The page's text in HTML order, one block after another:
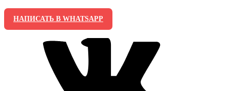
НАПИСАТЬ В WHATSAPP